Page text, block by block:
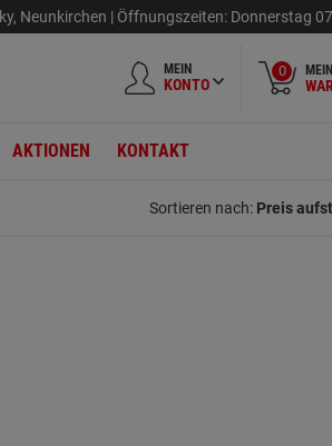
, Neunkirchen | Öffnungszeiten: Donnerstag
MEIN
KONTO
0 MEIN
AKTIONEN KONTAKT
Sortieren nach: Preis